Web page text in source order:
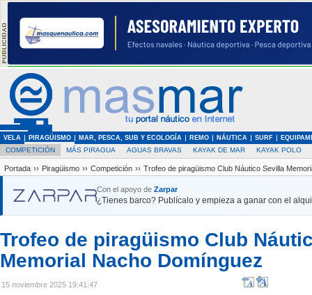
VELA PIRAGÜISMO MAR, PESCA, SUB Y ECOLOGÍA REMO NÁUTICA SURF
COMPETICIÓN MÁS PIRAGUA AGUAS BRAVAS KAYAK DE MAR KAYAK POLO
Portada ›› Piragüismo ›› Competición ›› Trofeo de piragüismo Club Náutico Sevilla
Con el apoyo de Zarpar
¿Tienes barco? Publícalo y empieza a ganar con el
Trofeo de piragüismo Club
Memorial Nacho Domínguez
15 noviembre 2025 19:41:47